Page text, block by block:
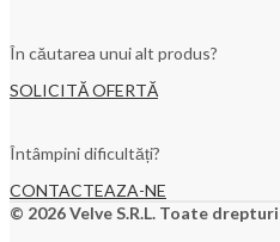
În căutarea unui alt produs?
SOLICITĂ OFERTĂ
Întâmpini dificultăți?
CONTACTEAZA-NE
© 2026 Velve S.R.L. Toate